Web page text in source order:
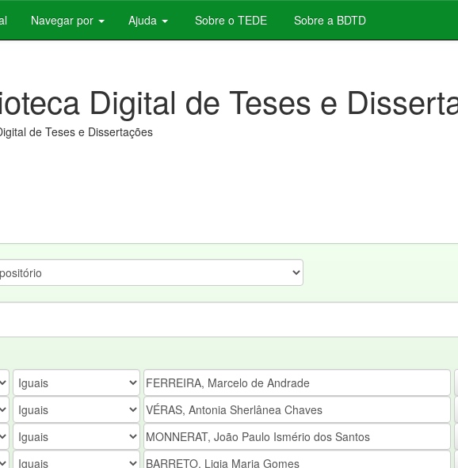
Navegar por Ajuda Sobre o TEDE Sobre a BDTD
Digital de Teses e
de Teses e Dissertações